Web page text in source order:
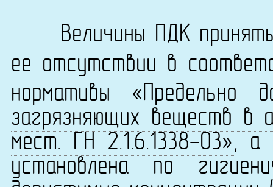
Величины ПДК
ее отсутствии в
нормативы «Предельно
загрязняющих веществ в
мест. ГН 2.1.6.1338-03», а
установлена по